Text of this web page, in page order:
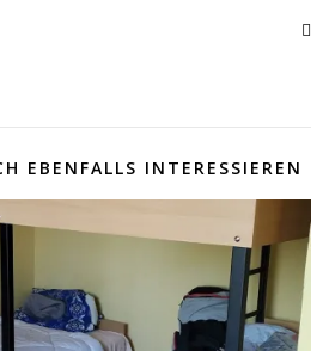
EBENFALLS INTERESSIEREN